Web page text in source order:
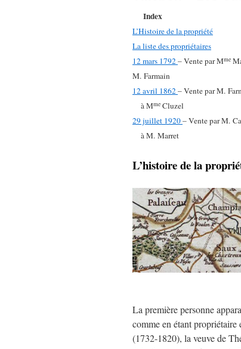
Index
L’Histoire de la propriété
La liste des propriétaires
12 mars 1792– Vente par Mme
M. Farmain
12 avril 1862– Vente par M.
à Mme Cluzel
29 juillet 1920– Vente par M.
à M. Marret
L’histoire de la
La première personne
comme en étant
(1732-1820), la veuve de